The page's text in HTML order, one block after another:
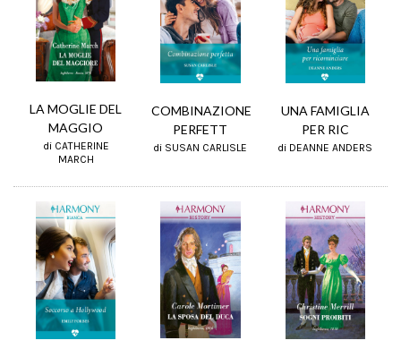
LA MOGLIE DEL
MAGGIO
di CATHERINE
MARCH
COMBINAZIONE
PERFETT
di SUSAN CARLISLE
UNA FAMIGLIA
PER RIC
di DEANNE ANDERS